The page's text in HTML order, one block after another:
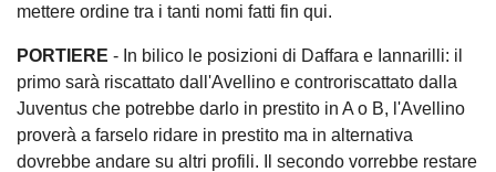
mettere ordine tra i tanti nomi fatti fin qui.
PORTIERE - In bilico le posizioni di Daffara e Iannarilli: il
primo sarà riscattato dall'Avellino e controriscattato dalla
Juventus che potrebbe darlo in prestito in A o B, l'Avellino
proverà a farselo ridare in prestito ma in alternativa
dovrebbe andare su altri profili. Il secondo vorrebbe restare